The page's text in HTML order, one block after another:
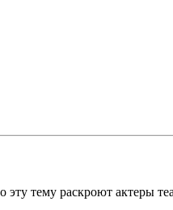
эту тему раскроют